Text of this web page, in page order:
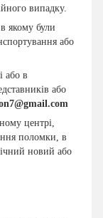
випадку.
якому були
або
або в
або
центрі,
поломки, в
новий або